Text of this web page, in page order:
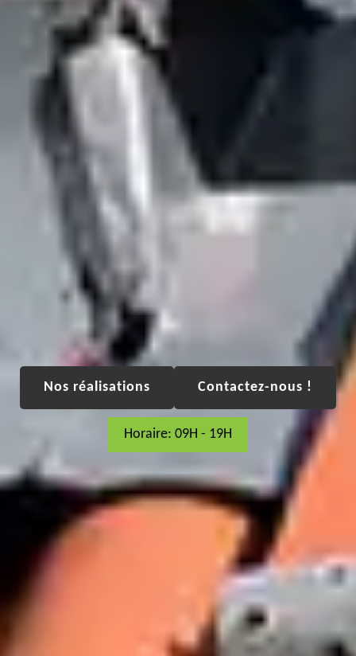
Nos réalisations Contactez-nous !
Horaire: 09H - 19H